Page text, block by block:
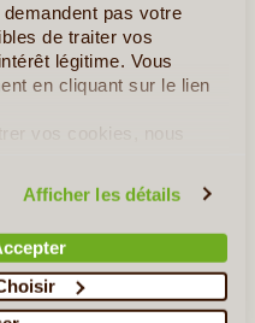
pas votre
de traiter vos
légitime. Vous
en cliquant sur le lien
vos cookies, nous
Afficher les détails
D.
29/10/2015
Le circuit proposé nous a
nombreuses visites et
pays merveilleux. Il faut
≻